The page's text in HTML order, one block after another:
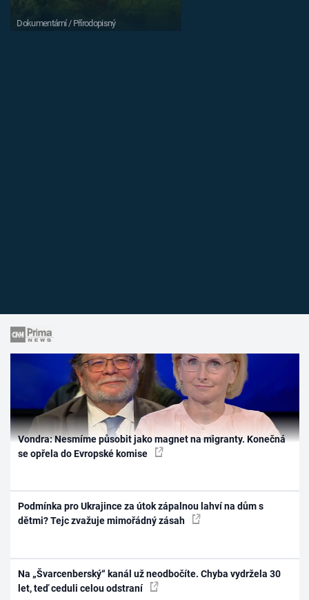
Dokumentární / Přírodopisný
Vondra: Nesmíme působit jako magnet na migranty. Konečná
se opřela do Evropské komise
Podmínka pro Ukrajince za útok zápalnou lahví na dům s
dětmi? Tejc zvažuje mimořádný zásah
Na „Švarcenberský“ kanál už neodbočíte. Chyba vydržela 30
let, teď ceduli celou odstraní